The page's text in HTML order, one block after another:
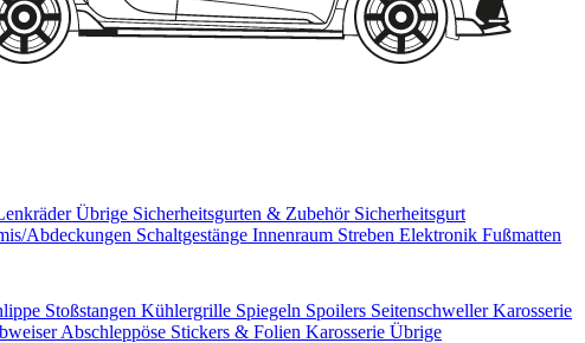
Übrige Sicherheitsgurten & Zubehör Sicherheitsgurt
Abdeckungen Schaltgestänge Innenraum Streben Elektronik Fußmatten
Stoßstangen Kühlergrille Spiegeln Spoilers SeitenschwellerKarosserie
Abschleppöse Stickers & Folien Karosserie Übrige